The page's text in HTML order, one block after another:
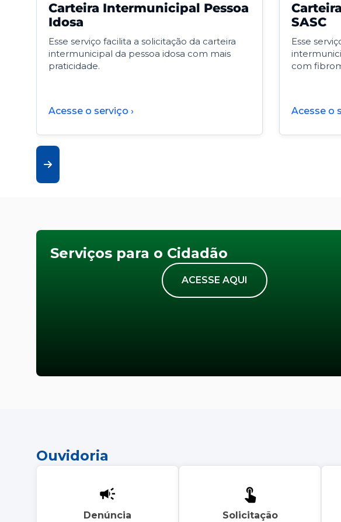
Carteira Intermunicipal Pessoa
Idosa
Esse serviço facilita a solicitação da carteira
intermunicipal da pessoa idosa com mais
praticidade.
Acesse o serviço ›
SASC
Esse
com
Acesse o
Serviços para o Cidadão
ACESSE AQUI
Ouvidoria
Denúncia Solicitação